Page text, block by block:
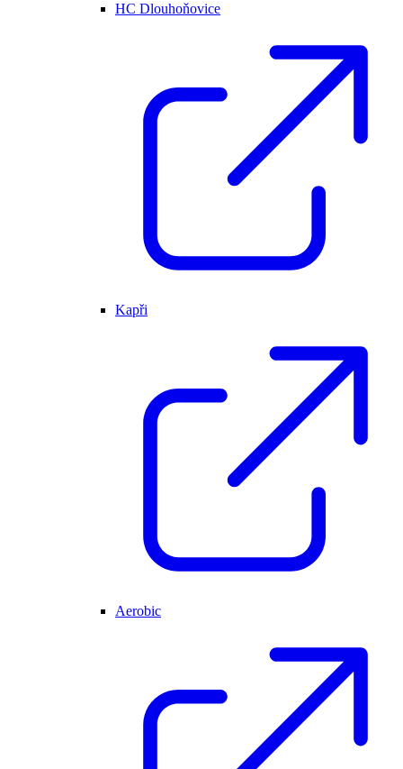
HC Dlouhoňovice
Kapři
Aerobic